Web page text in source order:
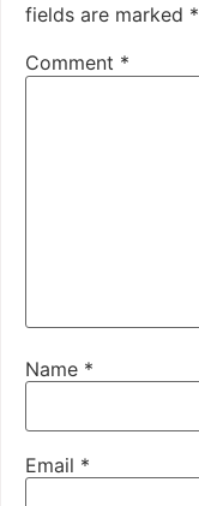
fields are marked *
Comment *
Name *
Email *